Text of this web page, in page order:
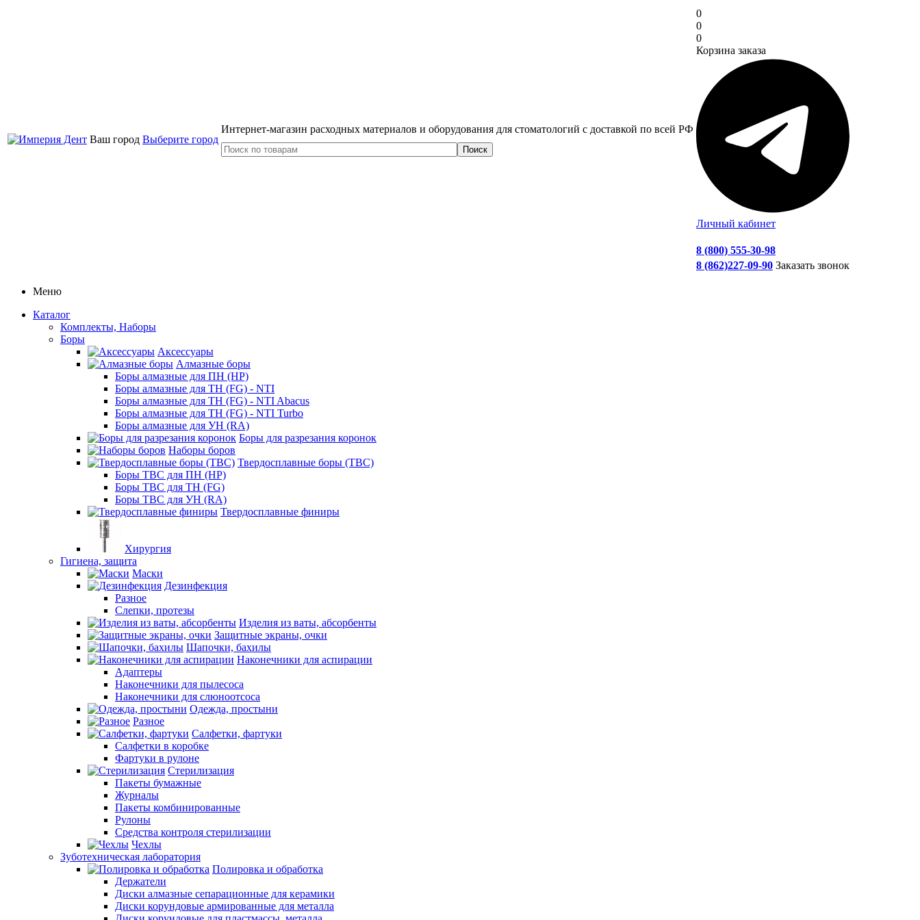
Ваш город Выберите город
Интернет-магазин расходных материалов и оборудования для стоматологий с доставкой по всей РФ
0
0
0
Корзина заказа
Личный кабинет
8 (800) 555-30-98
8 (862)227-09-90 Заказать звонок
Меню
Каталог
Комплекты, Наборы
Боры
Аксессуары
Алмазные боры
Боры алмазные для ПН (HP)
Боры алмазные для ТН (FG) - NTI
Боры алмазные для ТН (FG) - NTI Abacus
Боры алмазные для ТН (FG) - NTI Turbo
Боры алмазные для УН (RA)
Боры для разрезания коронок
Наборы боров
Твердосплавные боры (ТВС)
Боры ТВС для ПН (HP)
Боры ТВС для ТН (FG)
Боры ТВС для УН (RA)
Твердосплавные финиры
Хирургия
Гигиена, защита
Маски
Дезинфекция
Разное
Слепки, протезы
Изделия из ваты, абсорбенты
Защитные экраны, очки
Шапочки, бахилы
Наконечники для аспирации
Адаптеры
Наконечники для пылесоса
Наконечники для слюноотсоса
Одежда, простыни
Разное
Салфетки, фартуки
Салфетки в коробке
Фартуки в рулоне
Стерилизация
Пакеты бумажные
Журналы
Пакеты комбинированные
Рулоны
Средства контроля стерилизации
Чехлы
Зуботехническая лаборатория
Полировка и обработка
Держатели
Диски алмазные сепарационные для керамики
Диски корундовые армированные для металла